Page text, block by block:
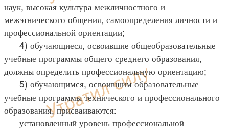
наук, высокая культура межличностного и
межэтнического общения, самоопределения личности и
профессиональной ориентации;
4) обучающиеся, освоившие общеобразовательные
учебные программы общего среднего образования,
должны определить профессиональную ориентацию;
5) обучающимся, освоившим образовательные
учебные программы технического и профессионального
образования, присваиваются:
установленный уровень профессиональной